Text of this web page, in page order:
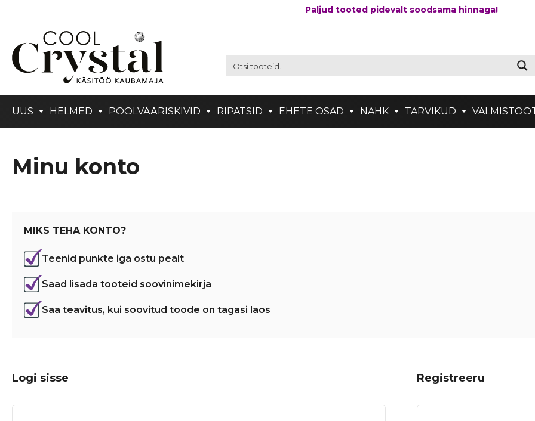
Paljud tooted pidevalt soodsama hinnaga!
UUS HELMED POOLVÄÄRISKIVID RIPATSID EHETE OSAD NAHK TARVIKUD
Minu konto
MIKS TEHA KONTO?
Teenid punkte iga ostu pealt
Saad lisada tooteid soovinimekirja
Saa teavitus, kui soovitud toode on tagasi laos
Logi sisse Registreeru